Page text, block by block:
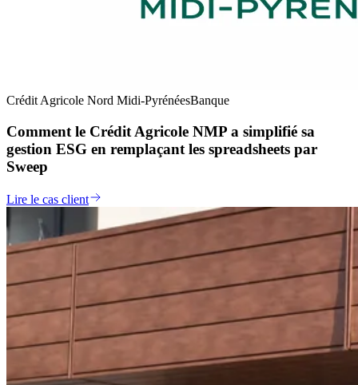
Crédit Agricole Nord Midi-PyrénéesBanque
Comment le Crédit Agricole NMP a simplifié sa
gestion ESG en remplaçant les spreadsheets par
Sweep
Lire le cas client